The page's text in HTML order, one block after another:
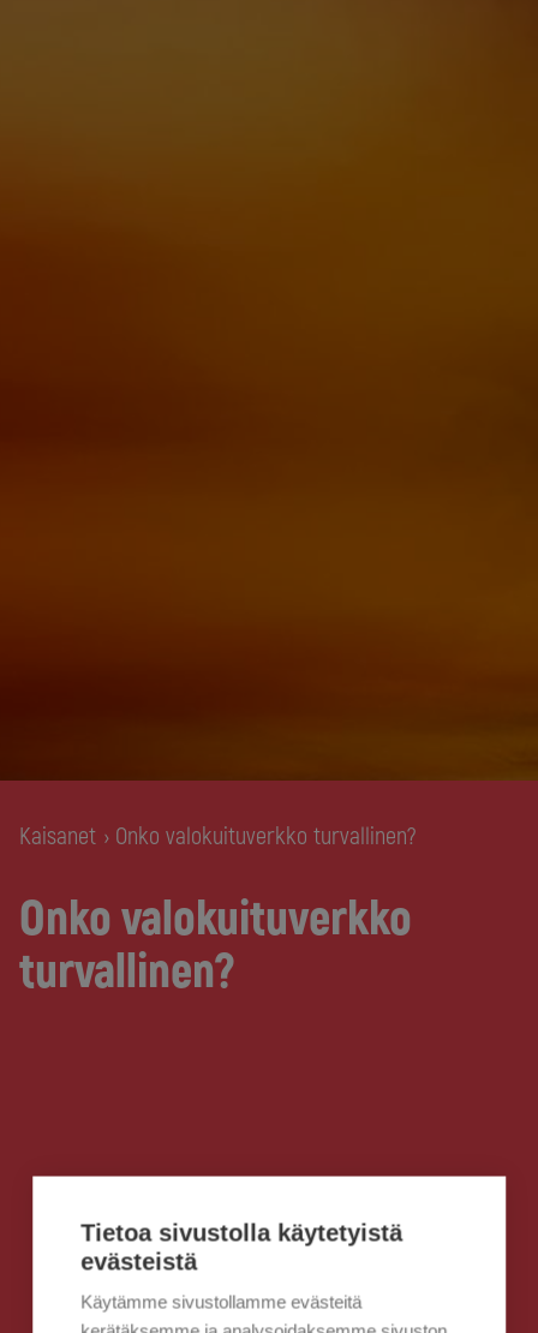
Kaisanet › Onko valokuituverkko turvallinen?
Onko valokuituverkko
turvallinen?
Tietoa sivustolla käytetyistä
evästeistä
Käytämme sivustollamme evästeitä